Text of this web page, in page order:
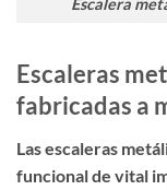
Escalera
Escaleras
fabricadas a
Las escaleras
funcional de vital